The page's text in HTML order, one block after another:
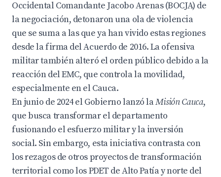
Occidental Comandante Jacobo Arenas (BOCJA) de
la negociación, detonaron una ola de violencia
que se suma a las que ya han vivido estas regiones
desde la firma del Acuerdo de 2016.La ofensiva
militar también alteró el orden público debido a la
reacción del EMC, que controla la movilidad,
especialmente en el Cauca.
En junio de 2024 el Gobierno lanzó laMisión Cauca,
que busca transformar el departamento
fusionando el esfuerzo militar y la inversión
social. Sin embargo, esta iniciativa contrasta con
los rezagos de otros proyectos de transformación
territorial como los PDET de Alto Patía y norte del